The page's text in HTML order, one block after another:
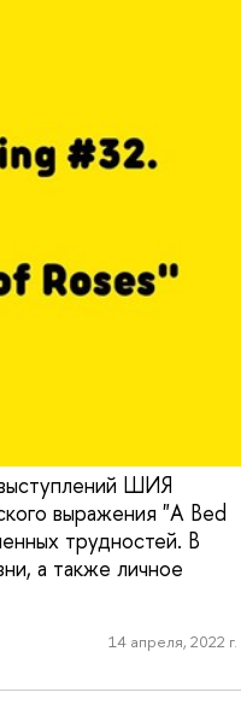
ШИЯ
выражения "A Bed
трудностей. В
а также личное
14 апреля, 2022 г.